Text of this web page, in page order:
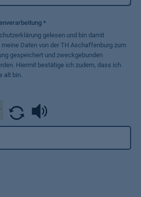
*
gelesen und bin damit
Daten von der TH Aschaffenburg zum
gespeichert und zweckgebunden
Hiermit bestätige ich zudem, dass ich
alt bin.